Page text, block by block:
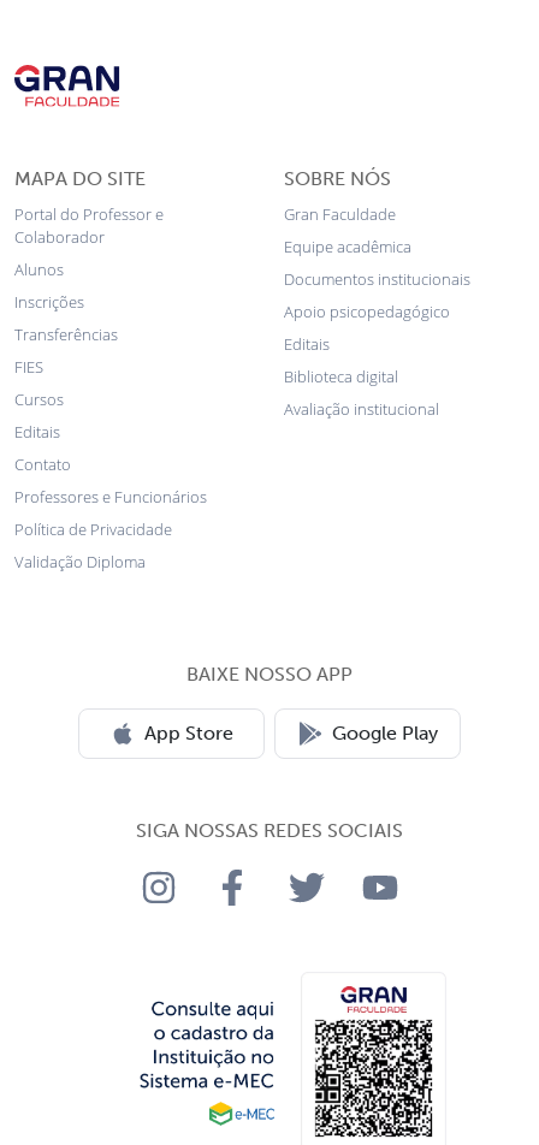
MAPA DO SITE
Portal do Professor e
Colaborador
Alunos
Inscrições
Transferências
FIES
Cursos
Editais
Contato
Professores e Funcionários
Política de Privacidade
Validação Diploma
SOBRE NÓS
Gran Faculdade
Equipe acadêmica
Documentos institucionais
Apoio psicopedagógico
Editais
Biblioteca digital
Avaliação institucional
BAIXE NOSSO APP
App Store Google Play
SIGA NOSSAS REDES SOCIAIS